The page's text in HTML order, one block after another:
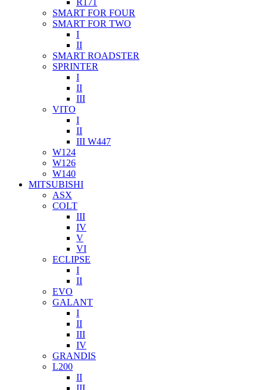
R171
SMART FOR FOUR
SMART FOR TWO
I
II
SMART ROADSTER
SPRINTER
I
II
III
VITO
I
II
III W447
W124
W126
W140
MITSUBISHI
ASX
COLT
III
IV
V
VI
ECLIPSE
I
II
EVO
GALANT
I
II
III
IV
GRANDIS
L200
II
III